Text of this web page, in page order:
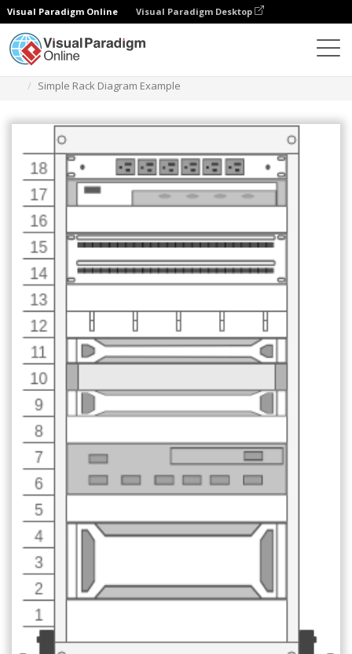
Visual Paradigm Online Visual Paradigm Desktop
Simple Rack Diagram Example